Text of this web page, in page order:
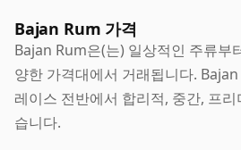
Bajan Rum 가격
Bajan Rum은(는) 일상적인 주류부
양한 가격대에서 거래됩니다.
레이스 전반에서 합리적, 중간, 프
습니다.